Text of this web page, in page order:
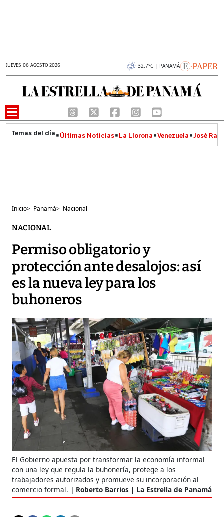
JUEVES 06 AGOSTO 2026 32.7°C | PANAMÁ
Últimas Noticias La Llorona Venezuela José
Inicio> Panamá> Nacional
NACIONAL
Permiso obligatorio y
protección ante desalojos: así
es la nueva ley para los
buhoneros
El Gobierno apuesta por transformar la economía informal
con una ley que regula la buhonería, protege a los
trabajadores autorizados y promueve su incorporación al
comercio formal.
Roberto Barrios | La Estrella de Panamá